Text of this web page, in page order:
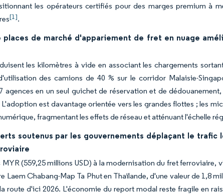
les opérateurs certifiés pour des marges premium à
[1].
de marché d'appariement de fret en nuage
les kilomètres à vide en associant les chargements
des camions de 40 % sur le corridor Malaisie-
agences en un seul guichet de réservation et de
L'adoption est davantage orientée vers les grandes flottes ; les
fragmentant les effets de réseau et atténuant l'échelle
soutenus par les gouvernements déplaçant le trafic
(559,25 millions USD) à la modernisation du fret ferroviaire,
Laem Chabang-Map Ta Phut en Thaïlande, d'une valeur de 1,8
route d'ici 2026. L'économie du report modal reste fragile en